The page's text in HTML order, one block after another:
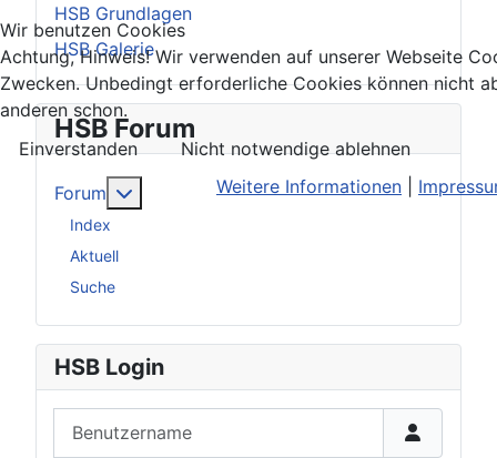
HSB Grundlagen
HSB Galerie
HSB Forum
Forum Weitere Informationen: Forum
Index
Aktuell
Suche
HSB Login
Wir benutzen Cookies
Achtung, Hinweis! Wir verwenden auf unserer Webseite
Zwecken. Unbedingt erforderliche Cookies können nicht
anderen schon.
Einverstanden
Nicht notwendige ablehnen
Weitere Informationen